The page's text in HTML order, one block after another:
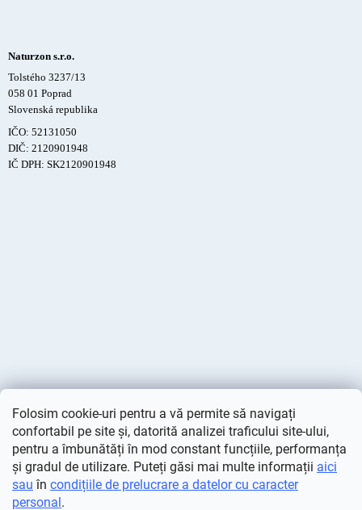
Folosim cookie-uri pentru a vă permite să navigați
confortabil pe site și, datorită analizei traficului site-ului,
pentru a îmbunătăți în mod constant funcțiile, performanța
și gradul de utilizare. Puteți găsi mai multe informații aici
sau în condițiile de prelucrare a datelor cu caracter
personal.
Naturzon s.r.o.
Tolstého 3237/13
058 01 Poprad
Slovenská republika
IČO: 52131050
DIČ: 2120901948
IČ DPH: SK2120901948